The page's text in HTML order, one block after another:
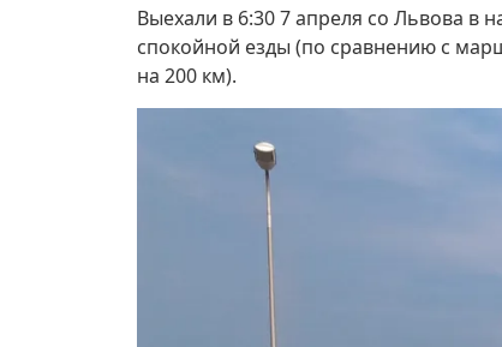
Выехали в 6:30 7 апреля со Львова в
спокойной езды (по сравнению с
на 200 км).